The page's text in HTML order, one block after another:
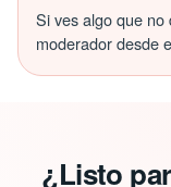
Si ves algo que
moderador desde
¿Listo